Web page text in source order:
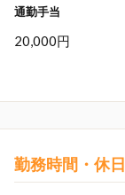
通勤手当
20,000円
勤務時間・休日